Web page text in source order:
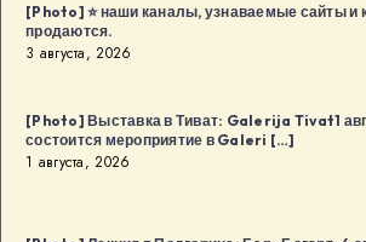
[Photo] ⭐️ наши каналы, узнаваемые сайты и
продаются.
3 августа, 2026
[Photo] Выставка в Тиват: Galerija Tivat1
состоится мероприятие в Galeri […]
1 августа, 2026